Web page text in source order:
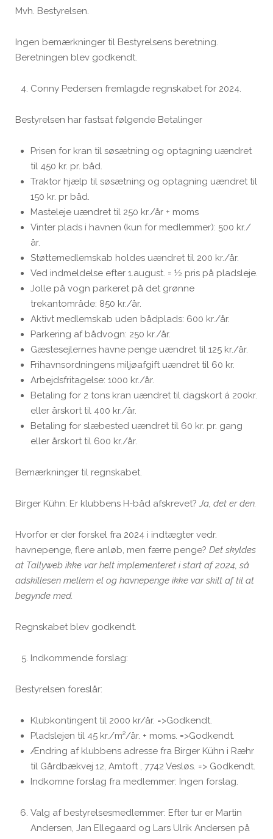
Mvh. Bestyrelsen.
Ingen bemærkninger til Bestyrelsens beretning.
Beretningen blev godkendt.
Conny Pedersen fremlagde regnskabet for 2024.
Bestyrelsen har fastsat følgende Betalinger
Prisen for kran til søsætning og optagning uændret
til 450 kr. pr. båd.
Traktor hjælp til søsætning og optagning uændret til
150 kr. pr båd.
Masteleje uændret til 250 kr./år + moms
Vinter plads i havnen (kun for medlemmer): 500 kr./
år.
Støttemedlemskab holdes uændret til 200 kr./år.
Ved indmeldelse efter 1.august. = ½ pris på pladsleje.
Jolle på vogn parkeret på det grønne
trekantområde: 850 kr./år.
Aktivt medlemskab uden bådplads: 600 kr./år.
Parkering af bådvogn: 250 kr./år.
Gæstesejlernes havne penge uændret til 125 kr./år.
Frihavnsordningens miljøafgift uændret til 60 kr.
Arbejdsfritagelse: 1000 kr./år.
Betaling for 2 tons kran uændret til dagskort á 200kr.
eller årskort til 400 kr./år.
Betaling for slæbested uændret til 60 kr. pr. gang
eller årskort til 600 kr./år.
Bemærkninger til regnskabet.
Birger Kühn: Er klubbens H-båd afskrevet?Ja, det er den.
Hvorfor er der forskel fra 2024 i indtægter vedr.
havnepenge, flere anløb, men færre penge? Det skyldes
at Tallyweb ikke var helt implementeret i start af 2024, så
adskillesen mellem el og havnepenge ikke var skilt af til at
begynde med.
Regnskabet blev godkendt.
Indkommende forslag:
Bestyrelsen foreslår:
Klubkontingent til 2000 kr/år. =>Godkendt.
Pladslejen til 45 kr./m²/år. + moms. =>Godkendt.
Ændring af klubbens adresse fra Birger Kühn i Ræhr
til Gårdbækvej 12, Amtoft , 7742 Vesløs. => Godkendt.
Indkomne forslag fra medlemmer: Ingen forslag.
Valg af bestyrelsesmedlemmer: Efter tur er Martin
Andersen, Jan Ellegaard og Lars Ulrik Andersen på